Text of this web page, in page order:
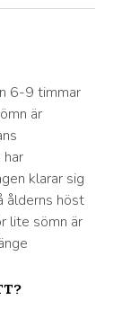
6-9 timmar
är
klarar sig
ålderns höst
lite sömn är